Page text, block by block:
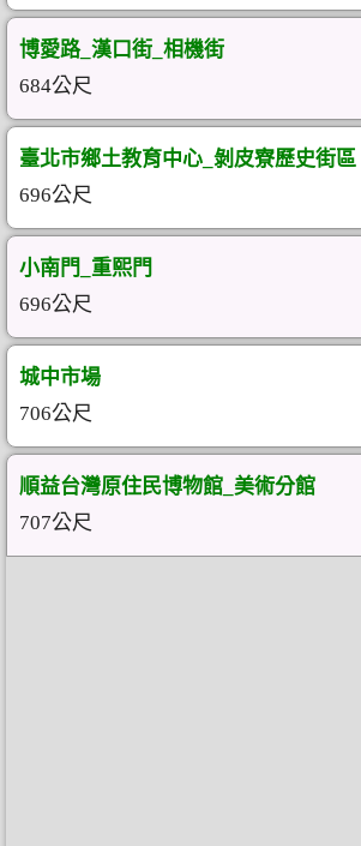
博愛路_漢口街_相機街
684公尺
臺北市鄉土教育中心_剝皮寮歷史街區
696公尺
小南門_重熙門
696公尺
城中市場
706公尺
順益台灣原住民博物館_美術分館
707公尺